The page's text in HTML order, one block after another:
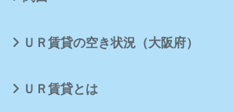
ＵＲ賃貸の空き状況（大阪府）
ＵＲ賃貸とは